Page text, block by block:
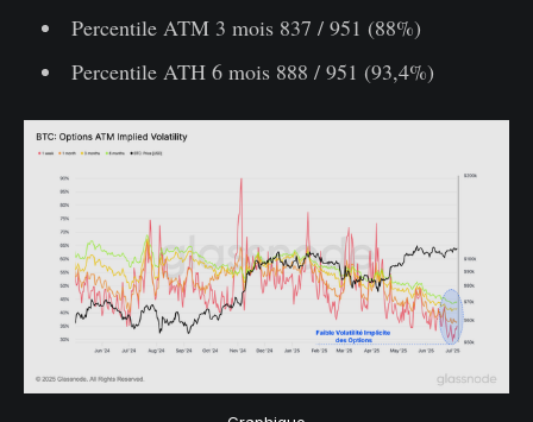
Percentile ATM 3 mois 837 / 951 (88%)
Percentile ATH 6 mois 888 / 951 (93,4%)